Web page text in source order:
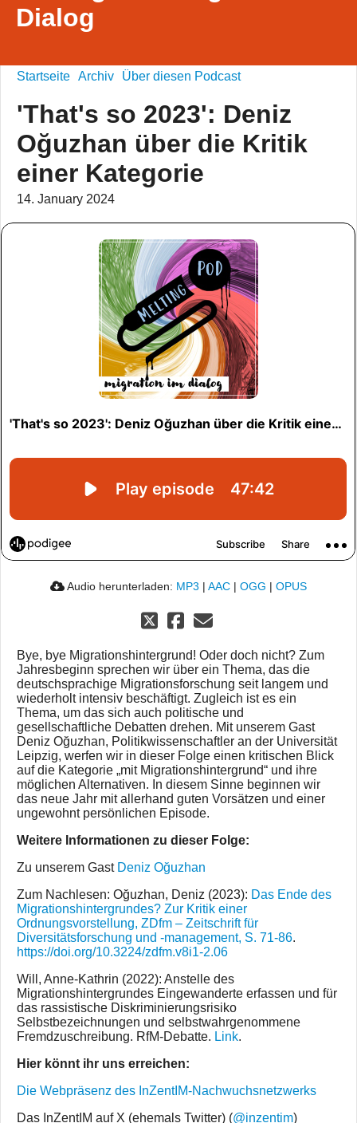
Dialog
Startseite Archiv Über diesen Podcast
'That's so 2023': Deniz
Oğuzhan über die Kritik
einer Kategorie
14. January 2024
Audio herunterladen: MP3 | AAC | OGG | OPUS
Bye, bye Migrationshintergrund! Oder doch nicht? Zum
Jahresbeginn sprechen wir über ein Thema, das die
deutschsprachige Migrationsforschung seit langem und
wiederholt intensiv beschäftigt. Zugleich ist es ein
Thema, um das sich auch politische und
gesellschaftliche Debatten drehen. Mit unserem Gast
Deniz Oğuzhan, Politikwissenschaftler an der Universität
Leipzig, werfen wir in dieser Folge einen kritischen Blick
auf die Kategorie „mit Migrationshintergrund“ und ihre
möglichen Alternativen. In diesem Sinne beginnen wir
das neue Jahr mit allerhand guten Vorsätzen und einer
ungewohnt persönlichen Episode.
Weitere Informationen zu dieser Folge:
Zu unserem Gast Deniz Oğuzhan
Zum Nachlesen: Oğuzhan, Deniz (2023): Das Ende des
Migrationshintergrundes? Zur Kritik einer
Ordnungsvorstellung, ZDfm – Zeitschrift für
Diversitätsforschung und -management, S. 71-86.
https://doi.org/10.3224/zdfm.v8i1-2.06
Will, Anne-Kathrin (2022): Anstelle des
Migrationshintergrundes Eingewanderte erfassen und für
das rassistische Diskriminierungsrisiko
Selbstbezeichnungen und selbstwahrgenommene
Fremdzuschreibung. RfM-Debatte. Link.
Hier könnt ihr uns erreichen:
Die Webpräsenz des InZentIM-Nachwuchsnetzwerks
Das InZentIM auf X (ehemals Twitter) (@inzentim)